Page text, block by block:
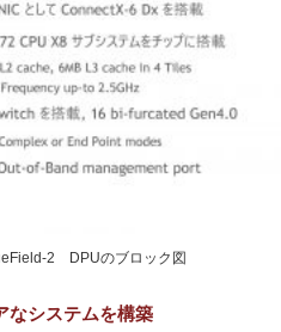
2 DPUのブロック図
なシステムを構築